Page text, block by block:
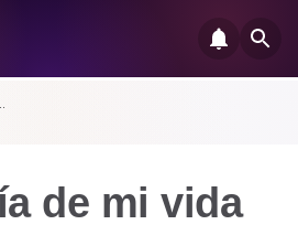
de mi vida